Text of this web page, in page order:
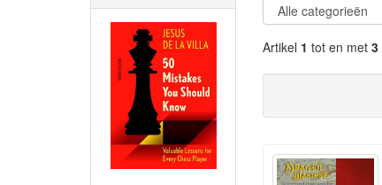
Artikel 1 tot en met 3